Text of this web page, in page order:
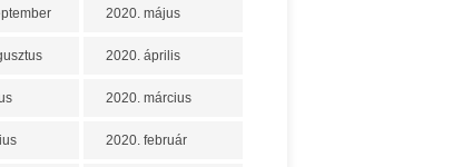
2020. május
2020. április
2020. március
2020. február